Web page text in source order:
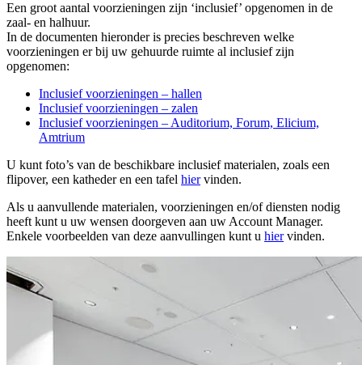
Een groot aantal voorzieningen zijn ‘inclusief’ opgenomen in de
zaal- en halhuur.
In de documenten hieronder is precies beschreven welke
voorzieningen er bij uw gehuurde ruimte al inclusief zijn
opgenomen:
Inclusief voorzieningen – hallen
Inclusief voorzieningen – zalen
Inclusief voorzieningen – Auditorium, Forum, Elicium,
Amtrium
U kunt foto’s van de beschikbare inclusief materialen, zoals een
flipover, een katheder en een tafel hiervinden.
Als u aanvullende materialen, voorzieningen en/of diensten nodig
heeft kunt u uw wensen doorgeven aan uw Account Manager.
Enkele voorbeelden van deze aanvullingen kunt u hiervinden.